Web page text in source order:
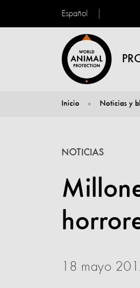
Español
Inicio Noticias y
NOTICIAS
18 mayo